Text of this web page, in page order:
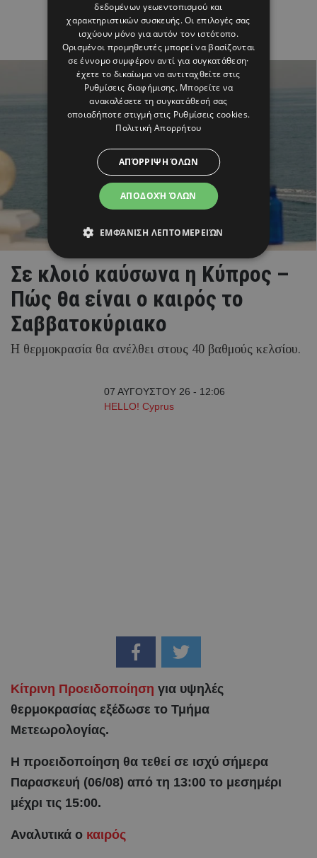
Σε κλοιό καύσωνα η Κύπρος –
Πώς θα είναι ο καιρός το
Σαββατοκύριακο
Η θερμοκρασία θα ανέλθει στους 40 βαθμούς κελσίου.
07 ΑΥΓΟΥΣΤΟΥ 26 - 12:06
HELLO! Cyprus
Κίτρινη Προειδοποίηση για υψηλές
θερμοκρασίας εξέδωσε το Τμήμα
Μετεωρολογίας.
Η προειδοποίηση θα τεθεί σε ισχύ σήμερα
Παρασκευή (06/08) από τη 13:00 το μεσημέρι
μέχρι τις 15:00.
Αναλυτικά ο καιρός
δεδομένων γεωεντοπισμού και
χαρακτηριστικών συσκευής. Οι επιλογές σας
ισχύουν μόνο για αυτόν τον ιστότοπο.
Ορισμένοι προμηθευτές μπορεί να βασίζονται
σε έννομο συμφέρον αντί για συγκατάθεση·
έχετε το δικαίωμα να αντιταχθείτε στις
Ρυθμίσεις διαφήμισης. Μπορείτε να
ανακαλέσετε τη συγκατάθεσή σας
οποιαδήποτε στιγμή στις Ρυθμίσεις cookies.
Πολιτική Απορρήτου
ΑΠΟΔΟΧΉ ΌΛΩΝ
ΑΠΌΡΡΙΨΗ ΌΛΩΝ
ΕΜΦΆΝΙΣΗ ΛΕΠΤΟΜΕΡΕΙΏΝ